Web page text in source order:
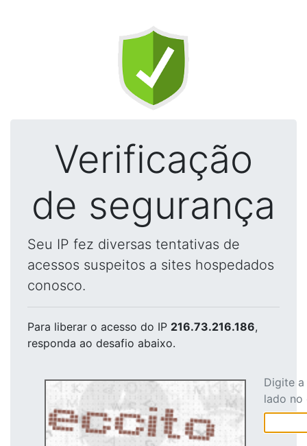
Verificação
de segurança
Seu IP fez diversas tentativas de
acessos suspeitos a sites hospedados
conosco.
Para liberar o acesso do IP 216.73.216.186,
responda ao desafio abaixo.
Digite
lado no